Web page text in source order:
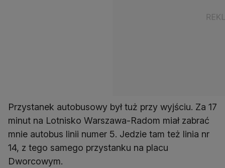
Przystanek autobusowy był tuż przy wyjściu. Za 17
minut na Lotnisko Warszawa-Radom miał zabrać
mnie autobus linii numer 5. Jedzie tam też linia nr
14, z tego samego przystanku na placu
Dworcowym.